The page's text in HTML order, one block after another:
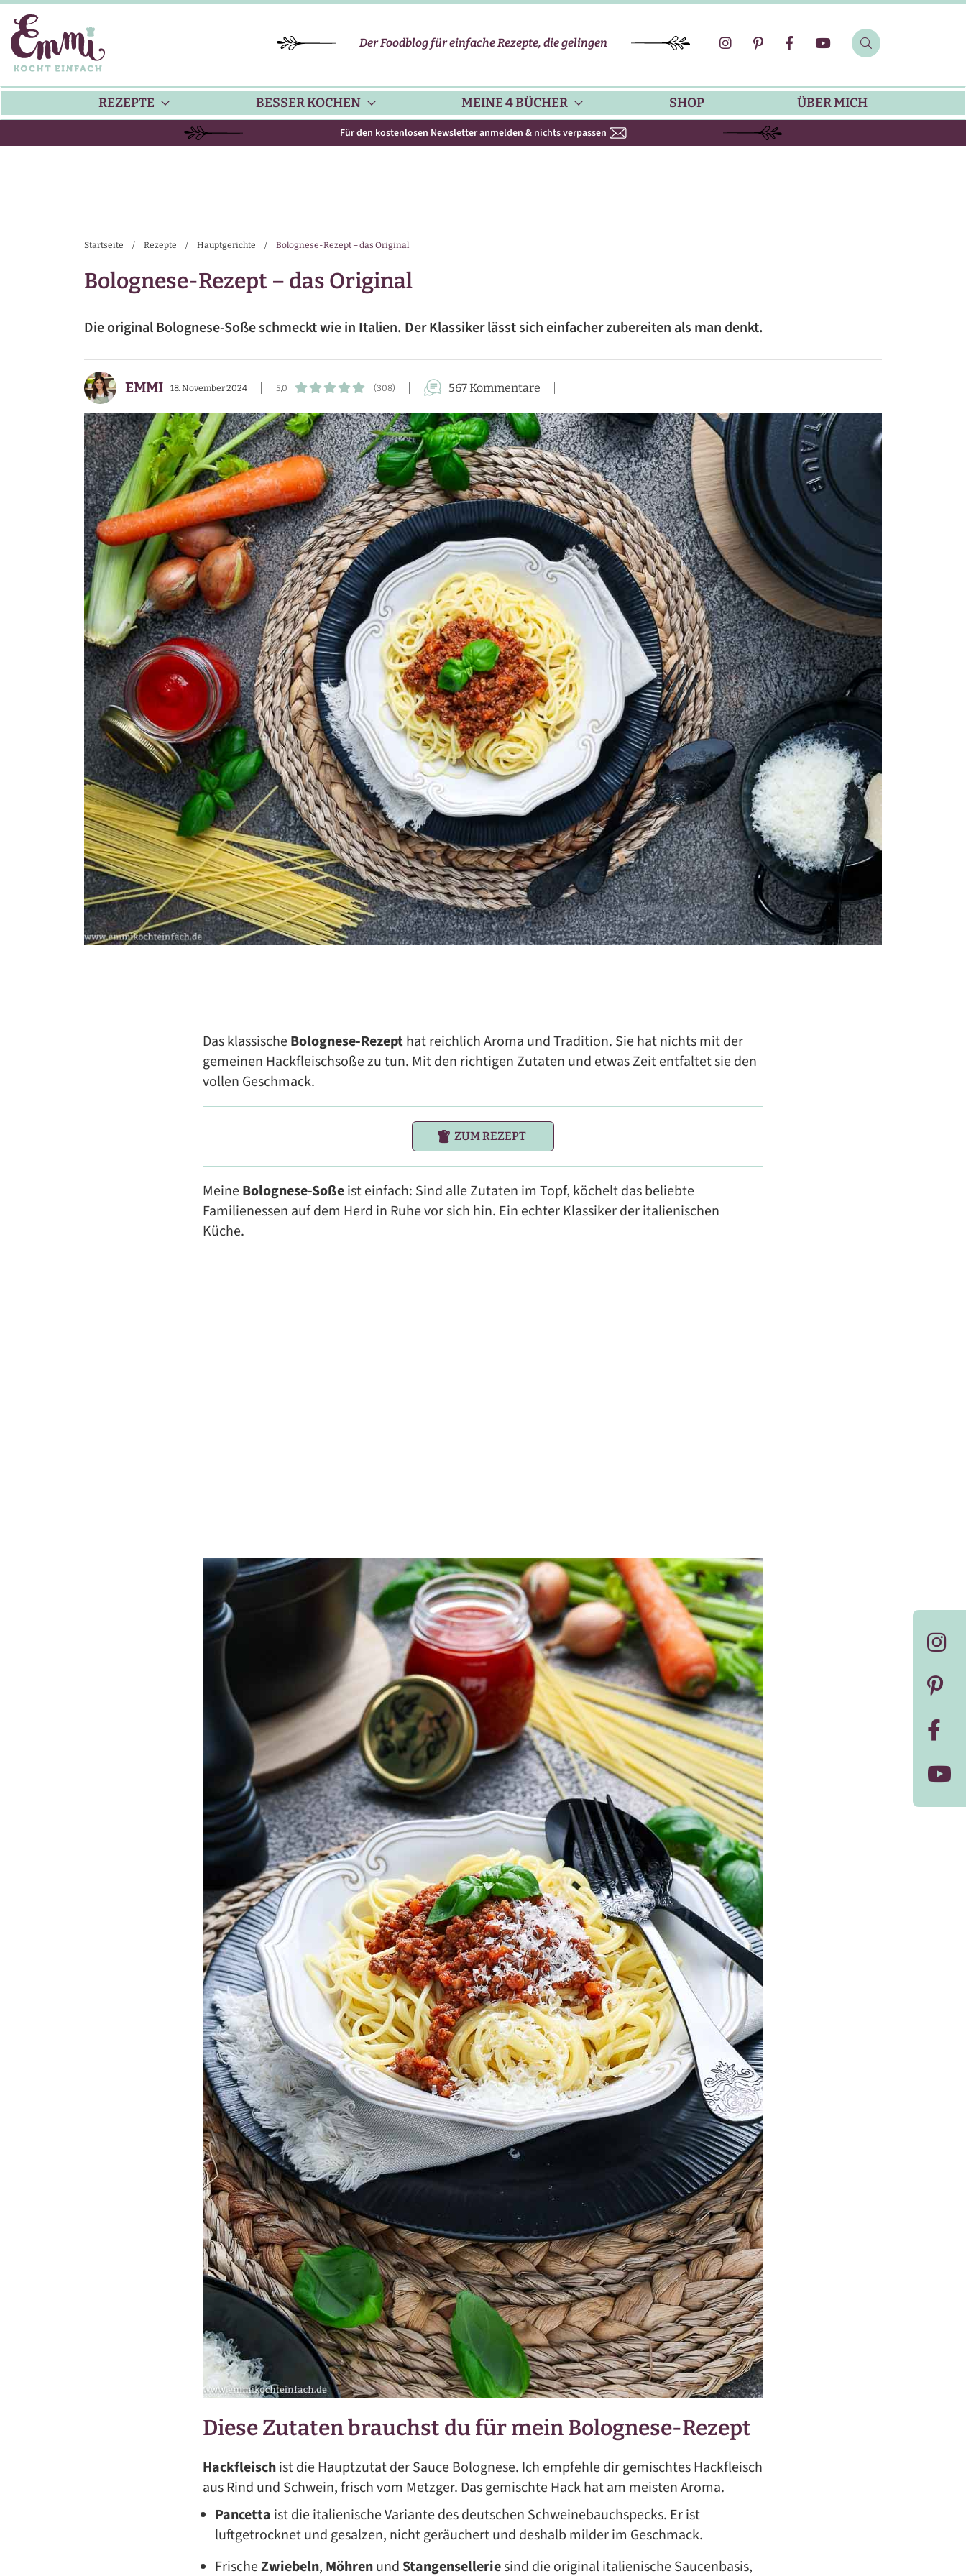
Der Foodblog für einfache Rezepte, die gelingen
REZEPTE
BEILAGEN
SNACKS
FRÜHSTÜCK
GETRÄNKE
FÜR DIE FAMILIE
AUFLAUF-REZEPTE
PASTA-REZEPTE
REZEPTE VON A BIS Z
ZUCCHINI-REZEPTE
VEGANE REZEPTE
ASIATISCHE REZEPTE
ITALIENISCHE REZEPTE
BESSER KOCHEN
SAISONAL & REGIONAL
MEINE 4 BÜCHER SHOP ÜBER MICH
Für den kostenlosen Newsletter anmelden & nichts verpassen
Startseite / Rezepte / Hauptgerichte / Bolognese-Rezept – das Original
Bolognese-Rezept – das Original
Die original Bolognese-Soße schmeckt wie in Italien. Der Klassiker lässt sich einfacher zubereiten als man denkt.
EMMI 18. November 2024 5,0 (308) 567 Kommentare
Das klassischeBolognese-Rezepthat reichlich Aroma und Tradition. Sie hat nichts mit der
gemeinen Hackfleischsoße zu tun. Mit den richtigen Zutaten und etwas Zeit entfaltet sie den
vollen Geschmack.
ZUM REZEPT
MeineBolognese-Soßeist einfach: Sind alle Zutaten im Topf, köchelt das beliebte
Familienessen auf dem Herd in Ruhe vor sich hin. Ein echter Klassiker der italienischen
Küche.
Diese Zutaten brauchst du für mein Bolognese-Rezept
Hackfleischist die Hauptzutat der Sauce Bolognese. Ich empfehle dir gemischtes Hackfleisch
aus Rind und Schwein, frisch vom Metzger. Das gemischte Hack hat am meisten Aroma.
Pancetta ist die italienische Variante des deutschen Schweinebauchspecks. Er ist
luftgetrocknet und gesalzen, nicht geräuchert und deshalb milder im Geschmack.
FrischeZwiebeln, Möhrenund Stangenselleriesind die original italienische Saucenbasis,